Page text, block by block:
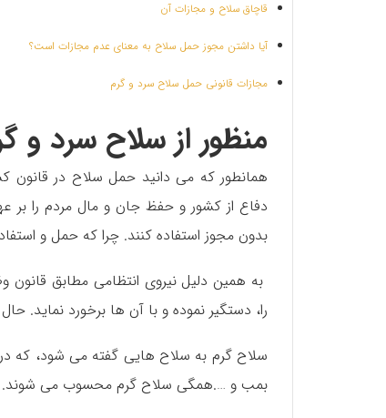
قاچاق سلاح و مجازات آن
آیا داشتن مجوز حمل سلاح به معنای عدم مجازات است؟
مجازات قانونی حمل سلاح سرد و گرم
منظور از سلاح سرد
همانطور که می دانید حمل سلاح در قانون
دفاع از کشور و حفظ جان و مال مردم را بر
بدون مجوز استفاده کنند. چرا که حمل و
به همین دلیل نیروی انتظامی مطابق
را، دستگیر نموده و با آن ها برخورد
سلاح گرم به سلاح هایی گفته می شود، که
بمب و ….همگی سلاح گرم محسوب می شوند.